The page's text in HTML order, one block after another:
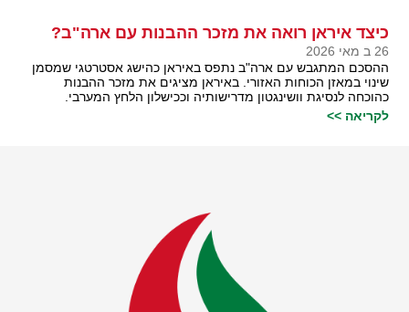
כיצד איראן רואה את מזכר ההבנות עם ארה"ב?
26 ב מאי 2026
ההסכם המתגבש עם ארה"ב נתפס באיראן כהישג אסטרטגי שמסמן
שינוי במאזן הכוחות האזורי. באיראן מציגים את מזכר ההבנות
כהוכחה לנסיגת וושינגטון מדרישותיה וככישלון הלחץ המערבי.
לקריאה >>